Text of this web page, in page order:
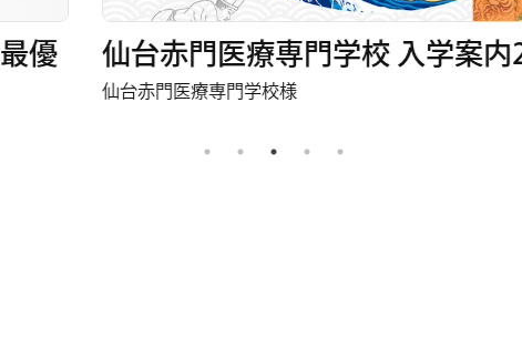
仙台赤門医療専門学校 入学案内2024
仙台赤門医療専門学校様